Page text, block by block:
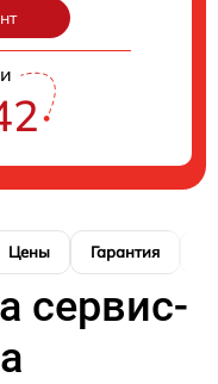
Цены Гарантия
сервис-